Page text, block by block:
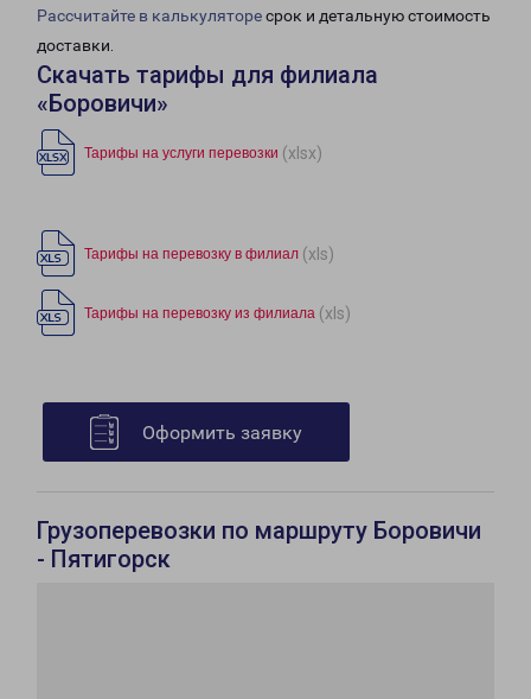
Рассчитайте в калькуляторесрок и детальную стоимость
доставки.
Скачать тарифы для филиала
«Боровичи»
Тарифы на услуги перевозки (xlsx)
Тарифы на перевозку в филиал (xls)
Тарифы на перевозку из филиала (xls)
Оформить заявку
Грузоперевозки по маршруту Боровичи
- Пятигорск